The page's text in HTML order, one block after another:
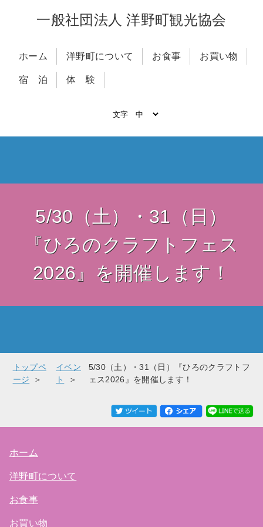
一般社団法人 洋野町観光協会
ホーム 洋野町について お食事 お買い物
宿 泊 体 験
5/30（土）・31（日）
『ひろのクラフトフェス
2026』を開催します！
トップペ
ージ
イベン
ト
5/30（土）・31（日）『ひろのクラフトフ
ェス2026』を開催します！
ホーム
洋野町について
お食事
お買い物